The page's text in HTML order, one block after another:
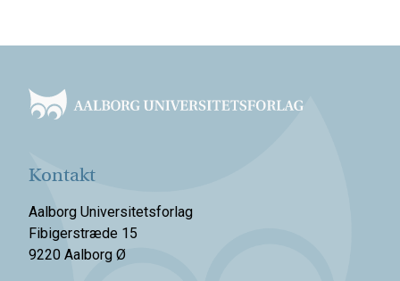
Kontakt
Aalborg Universitetsforlag
Fibigerstræde 15
9220 Aalborg Ø